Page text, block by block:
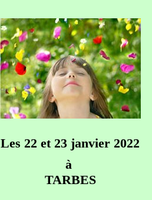
Les 22 et 23 janvier 2022
à
TARBES